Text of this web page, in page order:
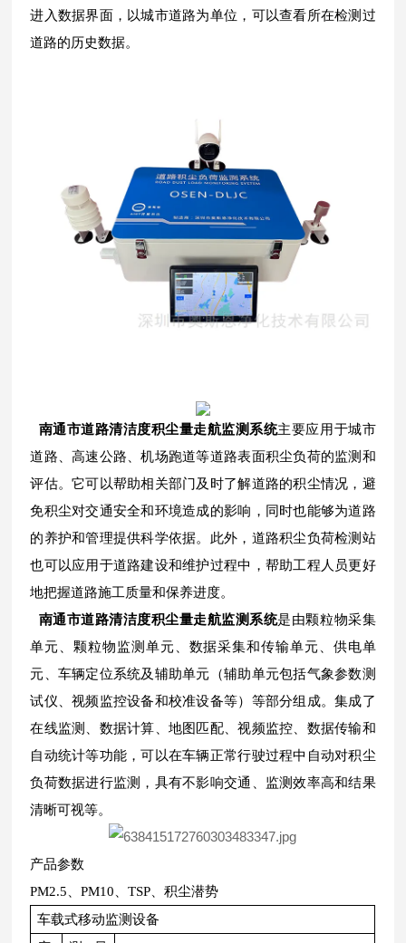
进入数据界面，以城市道路为单位，可以查看所在检测过
道路的历史数据。
南通市道路清洁度积尘量走航监测系统主要应用于城市
道路、高速公路、机场跑道等道路表面积尘负荷的监测和
评估。它可以帮助相关部门及时了解道路的积尘情况，避
免积尘对交通安全和环境造成的影响，同时也能够为道路
的养护和管理提供科学依据。此外，道路积尘负荷检测站
也可以应用于道路建设和维护过程中，帮助工程人员更好
地把握道路施工质量和保养进度。
南通市道路清洁度积尘量走航监测系统是由颗粒物采集
单元、颗粒物监测单元、数据采集和传输单元、供电单
元、车辆定位系统及辅助单元（辅助单元包括气象参数测
试仪、视频监控设备和校准设备等）等部分组成。集成了
在线监测、数据计算、地图匹配、视频监控、数据传输和
自动统计等功能，可以在车辆正常行驶过程中自动对积尘
负荷数据进行监测，具有不影响交通、监测效率高和结果
清晰可视等。
产品参数
PM2.5、PM10、TSP、积尘潜势
车载式移动监测设备